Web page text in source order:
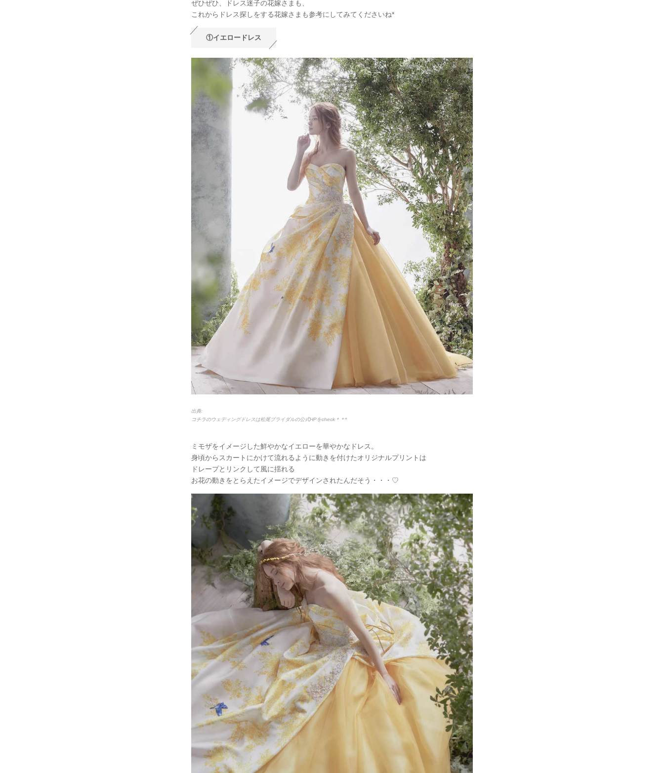
ぜひぜひ、ドレス迷子の花嫁さまも、
これからドレス探しをする花嫁さまも参考にしてみてくださいね*
①イエロードレス
出典:
コチラのウェディングドレスは松尾ブライダルの公式HPをcheck＊＊*
ミモザをイメージした鮮やかなイエローを華やかなドレス。
身頃からスカートにかけて流れるように動きを付けたオリジナルプリントは
ドレープとリンクして風に揺れる
お花の動きをとらえたイメージでデザインされたんだそう・・・♡